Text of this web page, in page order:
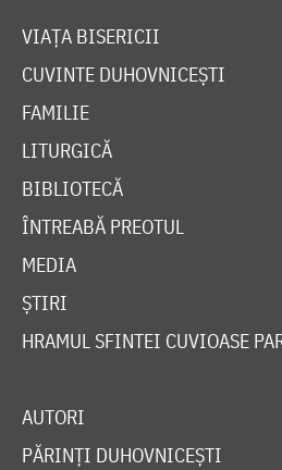
VIAȚA BISERICII
CUVINTE DUHOVNICEȘTI
FAMILIE
LITURGICĂ
BIBLIOTECĂ
ÎNTREABĂ PREOTUL
MEDIA
ȘTIRI
HRAMUL SFINTEI CUVIOASE
AUTORI
PĂRINȚI DUHOVNICEȘTI